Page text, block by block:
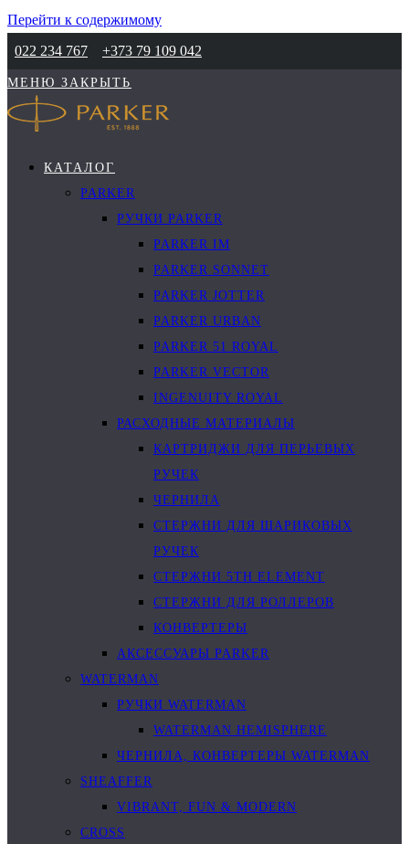
Перейти к содержимому
022 234 767
+373 79 109 042
МЕНЮ ЗАКРЫТЬ
КАТАЛОГ
PARKER
РУЧКИ PARKER
PARKER IM
PARKER SONNET
PARKER JOTTER
PARKER URBAN
PARKER 51 ROYAL
PARKER VECTOR
INGENUITY ROYAL
РАСХОДНЫЕ МАТЕРИАЛЫ
КАРТРИДЖИ ДЛЯ ПЕРЬЕВЫХ
РУЧЕК
ЧЕРНИЛА
СТЕРЖНИ ДЛЯ ШАРИКОВЫХ
РУЧЕК
СТЕРЖНИ 5TH ELEMENT
СТЕРЖНИ ДЛЯ РОЛЛЕРОВ
КОНВЕРТЕРЫ
АКСЕССУАРЫ PARKER
WATERMAN
РУЧКИ WATERMAN
WATERMAN HEMISPHERE
ЧЕРНИЛА, КОНВЕРТЕРЫ WATERMAN
SHEAFFER
VIBRANT, FUN & MODERN
CROSS